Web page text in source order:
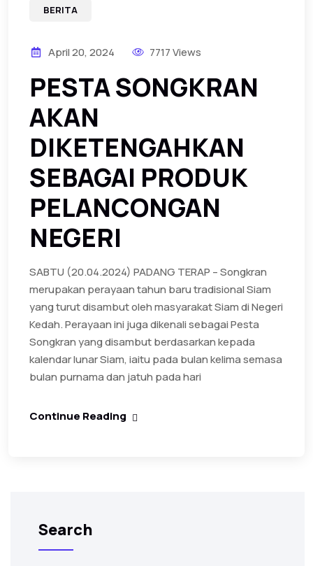
BERITA
April 20, 2024 7717 Views
PESTA SONGKRAN
AKAN
DIKETENGAHKAN
SEBAGAI PRODUK
PELANCONGAN
NEGERI
SABTU (20.04.2024) PADANG TERAP – Songkran
merupakan perayaan tahun baru tradisional Siam
yang turut disambut oleh masyarakat Siam di Negeri
Kedah. Perayaan ini juga dikenali sebagai Pesta
Songkran yang disambut berdasarkan kepada
kalendar lunar Siam, iaitu pada bulan kelima semasa
bulan purnama dan jatuh pada hari
Continue Reading
Search